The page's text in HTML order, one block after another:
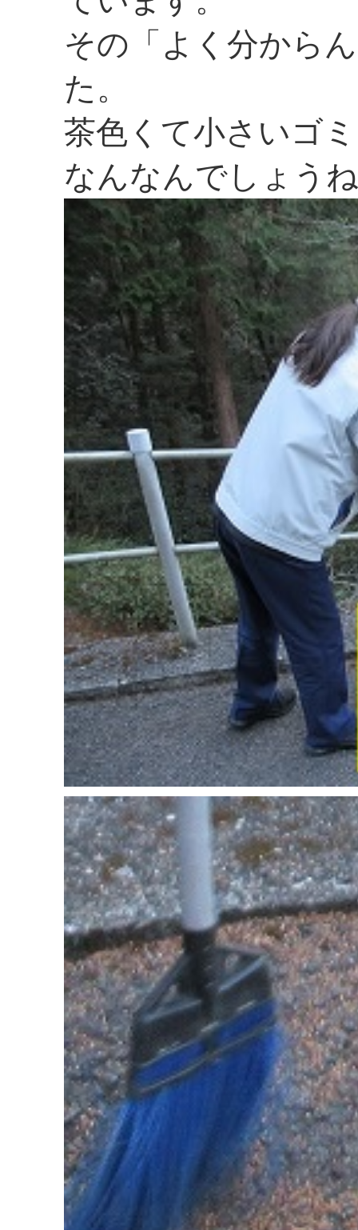
その「よく分から
た。
茶色くて小さいゴ
なんなんでしょう